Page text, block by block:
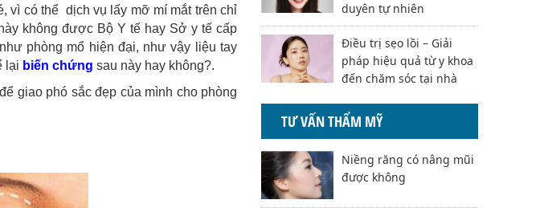
vì có thể dịch vụ lấy mỡ mí mắt trên chỉ
không được Bộ Y tế hay Sở y tế cấp
phòng mổ hiện đại, như vậy liệu tay
lại biến chứng sau này hay không?.
giao phó sắc đẹp của mình cho phòng
duyên tự nhiên
Điều trị sẹo lồi – Giải
pháp hiệu quả từ y khoa
đến chăm sóc tại nhà
TƯ VẤN THẨM MỸ
Niềng răng có nâng mũi
được không